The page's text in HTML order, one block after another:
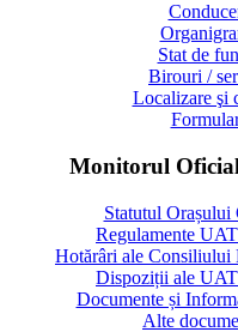
Stat de
Birouri /
Localizare şi
Monitorul
Statutul Orașului
Regulamente
Hotărâri ale Consiliului
Dispoziții ale
Documente și
Alte